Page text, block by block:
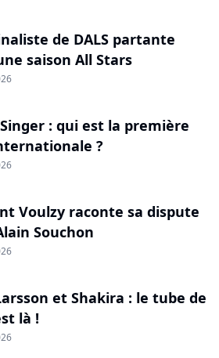
de DALS partante
saison All Stars
: qui est la première
?
Voulzy raconte sa dispute
Souchon
et Shakira : le tube de
là !